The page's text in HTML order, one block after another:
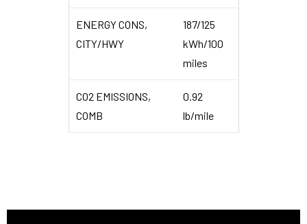
ENERGY CONS,
CITY/HWY
187/125
kWh/100
miles
CO2 EMISSIONS,
COMB
0.92
lb/mile